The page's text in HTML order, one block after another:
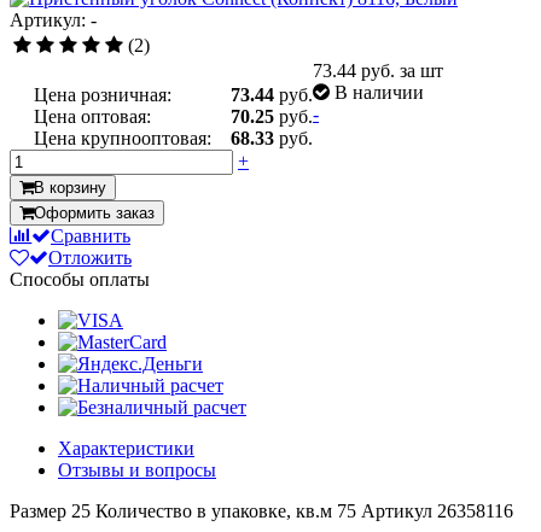
Артикул: -
(2)
Цена розничная: 73.44 руб.
Цена оптовая:
70.25 руб.
Цена крупнооптовая:
68.33 руб.
73.44 руб. за шт
В наличии
-
+
В корзину
Оформить заказ
Сравнить
Отложить
Способы оплаты
Характеристики
Отзывы и вопросы
Размер 25 Количество в упаковке, кв.м 75 Артикул 26358116